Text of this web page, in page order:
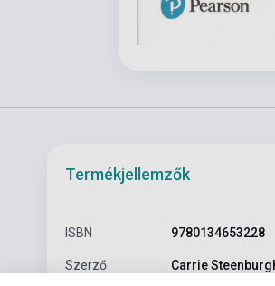
Termékjellemzők
ISBN 9780134653228
Szerző Carrie